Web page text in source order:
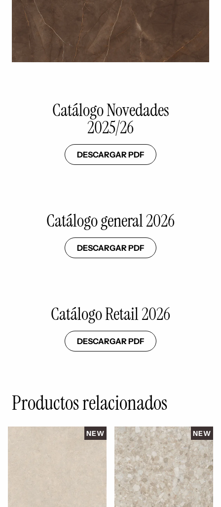
Catálogo Novedades
2025/26
DESCARGAR PDF
Catálogo general 2026
DESCARGAR PDF
Catálogo Retail 2026
DESCARGAR PDF
Productos relacionados
NEW NEW